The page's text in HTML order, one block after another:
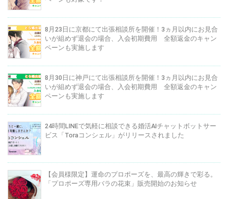
8月23日に京都にて出張相談所を開催！3ヵ月以内にお見合
いが組めず退会の場合、入会初期費用 全額返金のキャン
ペーンも実施します
8月30日に神戸にて出張相談所を開催！3ヵ月以内にお見合
いが組めず退会の場合、入会初期費用 全額返金のキャン
ペーンも実施します
24時間LINEで気軽に相談できる婚活AIチャットボットサー
ビス「Toraコンシェル」がリリースされました
【会員様限定】運命のプロポーズを、最高の輝きで彩る。
「プロポーズ専用バラの花束」販売開始のお知らせ